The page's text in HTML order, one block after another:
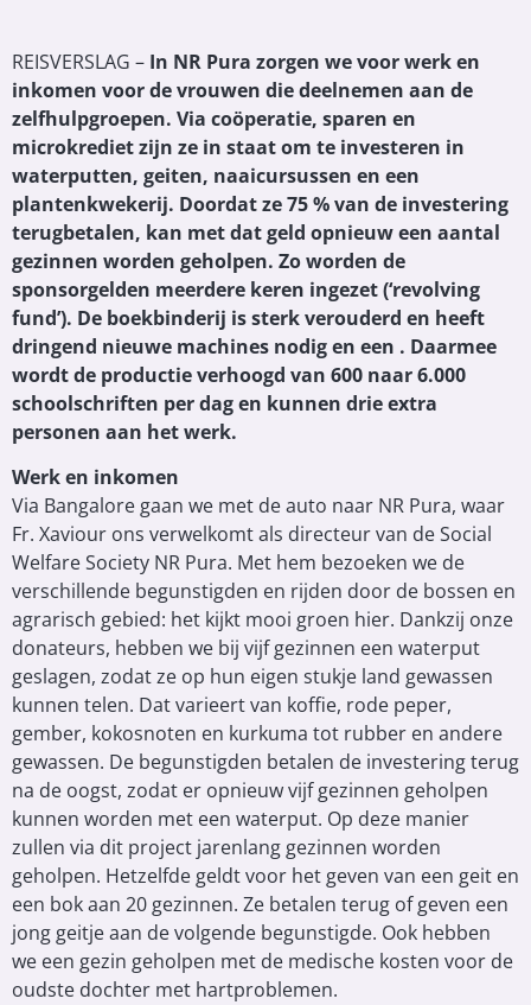
REISVERSLAG – In NR Pura zorgen we voor werk en
inkomen voor de vrouwen die deelnemen aan de
zelfhulpgroepen. Via coöperatie, sparen en
microkrediet zijn ze in staat om te investeren in
waterputten, geiten, naaicursussen en een
plantenkwekerij. Doordat ze 75 % van de investering
terugbetalen, kan met dat geld opnieuw een aantal
gezinnen worden geholpen. Zo worden de
sponsorgelden meerdere keren ingezet (‘revolving
fund’). De boekbinderij is sterk verouderd en heeft
dringend nieuwe machines nodig en een . Daarmee
wordt de productie verhoogd van 600 naar 6.000
schoolschriften per dag en kunnen drie extra
personen aan het werk.
Werk en inkomen
Via Bangalore gaan we met de auto naar NR Pura, waar
Fr. Xaviour ons verwelkomt als directeur van de Social
Welfare Society NR Pura. Met hem bezoeken we de
verschillende begunstigden en rijden door de bossen en
agrarisch gebied: het kijkt mooi groen hier. Dankzij onze
donateurs, hebben we bij vijf gezinnen een waterput
geslagen, zodat ze op hun eigen stukje land gewassen
kunnen telen. Dat varieert van koffie, rode peper,
gember, kokosnoten en kurkuma tot rubber en andere
gewassen. De begunstigden betalen de investering terug
na de oogst, zodat er opnieuw vijf gezinnen geholpen
kunnen worden met een waterput. Op deze manier
zullen via dit project jarenlang gezinnen worden
geholpen. Hetzelfde geldt voor het geven van een geit en
een bok aan 20 gezinnen. Ze betalen terug of geven een
jong geitje aan de volgende begunstigde. Ook hebben
we een gezin geholpen met de medische kosten voor de
oudste dochter met hartproblemen.